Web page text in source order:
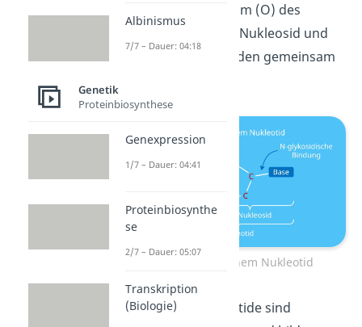
einem Sauerstoffatom (O) des
Phosphatrestes. Ein Nukleosid und
ein Phosphatrest bilden gemeinsam
Bindungen in einem Nukleotid
Viele solcher Nukleotide sind
Albinismus
7/7 – Dauer: 04:18
Genetik
Proteinbiosynthese
Genexpression
1/7 – Dauer: 04:41
Proteinbiosynthe
se
2/7 – Dauer: 05:07
Transkription
(Biologie)